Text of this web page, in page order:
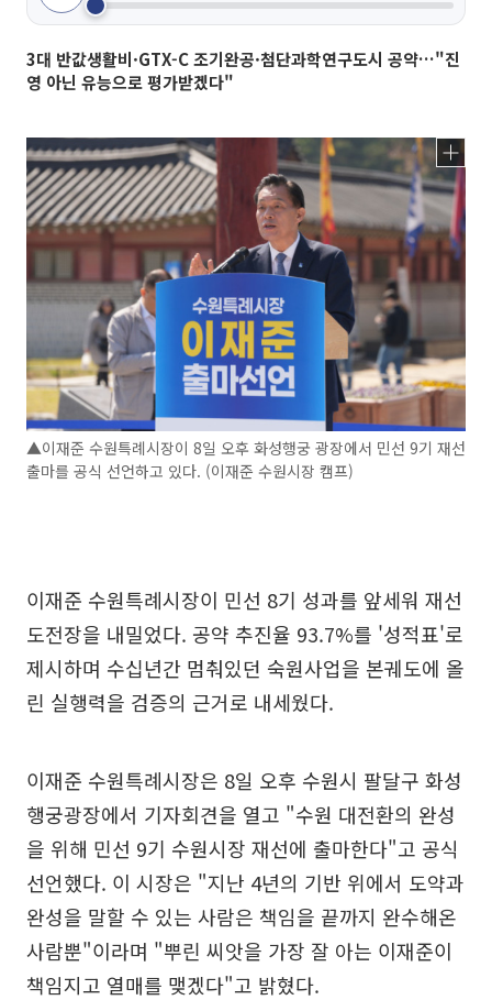
3대 반값생활비·GTX-C 조기완공·첨단과학연구도시 공약…"진
영 아닌 유능으로 평가받겠다"
▲이재준 수원특례시장이 8일 오후 화성행궁 광장에서 민선 9기 재선
출마를 공식 선언하고 있다. (이재준 수원시장 캠프)
이재준 수원특례시장이 민선 8기 성과를 앞세워 재선
도전장을 내밀었다. 공약 추진율 93.7%를 '성적표'로
제시하며 수십년간 멈춰있던 숙원사업을 본궤도에 올
린 실행력을 검증의 근거로 내세웠다.
이재준 수원특례시장은 8일 오후 수원시 팔달구 화성
행궁광장에서 기자회견을 열고 "수원 대전환의 완성
을 위해 민선 9기 수원시장 재선에 출마한다"고 공식
선언했다. 이 시장은 "지난 4년의 기반 위에서 도약과
완성을 말할 수 있는 사람은 책임을 끝까지 완수해온
사람뿐"이라며 "뿌린 씨앗을 가장 잘 아는 이재준이
책임지고 열매를 맺겠다"고 밝혔다.